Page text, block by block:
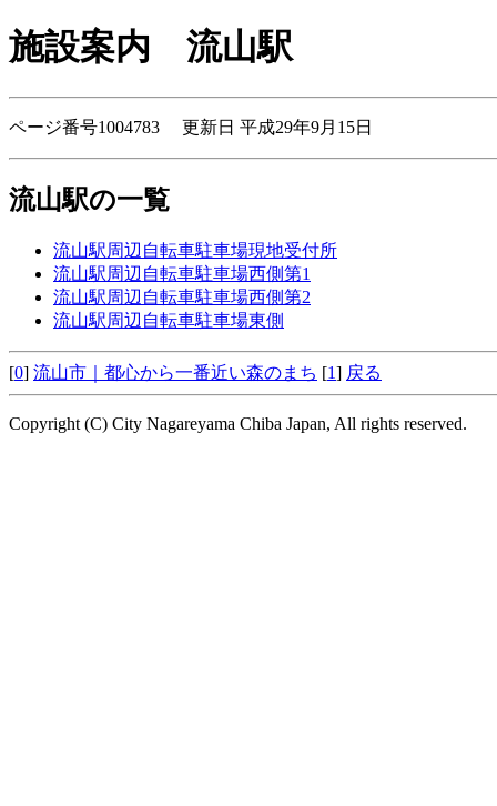
施設案内 流山駅
ページ番号1004783 更新日 平成29年9月15日
流山駅の一覧
流山駅周辺自転車駐車場現地受付所
流山駅周辺自転車駐車場西側第1
流山駅周辺自転車駐車場西側第2
流山駅周辺自転車駐車場東側
[0] 流山市｜都心から一番近い森のまち [1] 戻る
Copyright (C) City Nagareyama Chiba Japan, All rights reserved.